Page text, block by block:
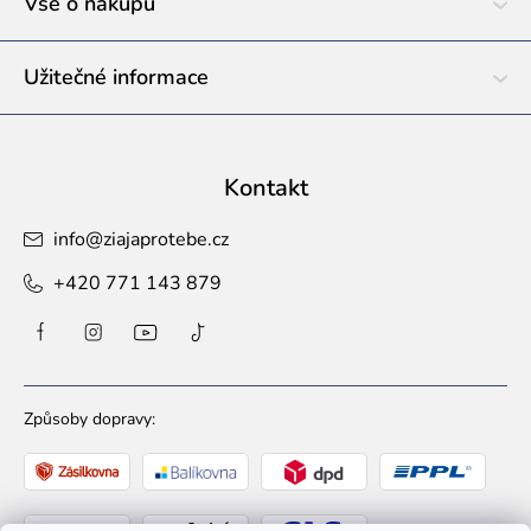
Užitečné informace
Kontakt
info@ziajaprotebe.cz
+420 771 143 879
Způsoby dopravy: